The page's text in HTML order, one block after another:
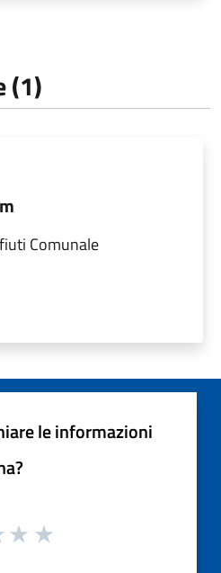
(1)
Comunale
le informazioni